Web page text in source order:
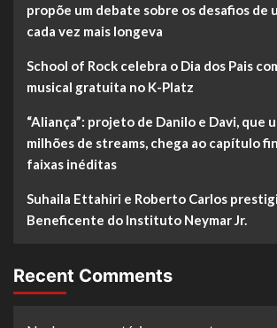
propõe um debate sobre os desafios de
cada vez mais longeva
School of Rock celebra o Dia dos Pais
musical gratuita no K-Platz
“Aliança”: projeto de Danilo e Davi, que
milhões de streams, chega ao capítulo
faixas inéditas
Suhaila Ettahiri e Roberto Carlos
Beneficente do Instituto Neymar Jr.
Recent Comments